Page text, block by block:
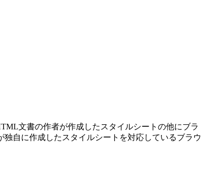
文書の作者が作成したスタイルシートの他にブラ
自に作成したスタイルシートを対応しているブラウ